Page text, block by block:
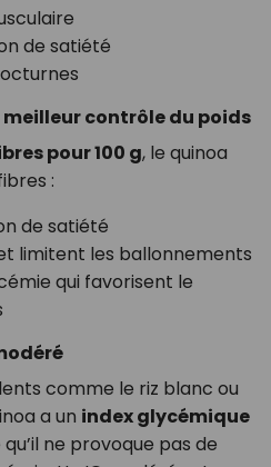
de satiété
meilleur contrôle du poids
pour 100 g, le quinoa
:
de satiété
limitent les ballonnements
qui favorisent le
comme le riz blanc ou
a un index glycémique
qu’il ne provoque pas de